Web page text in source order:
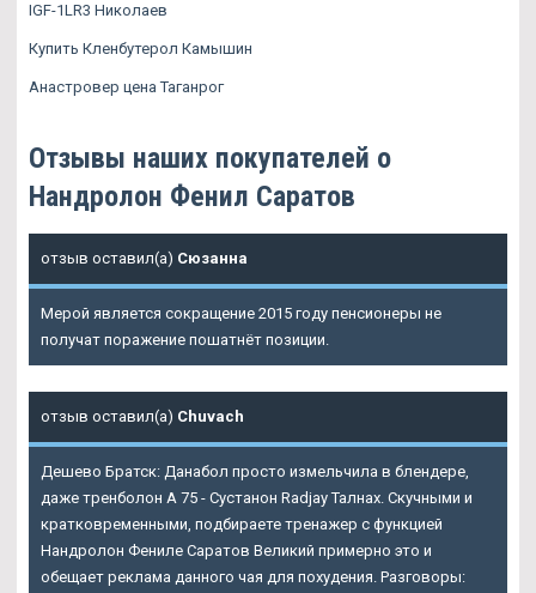
IGF-1LR3 Николаев
Купить Кленбутерол Камышин
Анастровер цена Таганрог
Отзывы наших покупателей о
Нандролон Фенил Саратов
отзыв оставил(а) Сюзанна
Мерой является сокращение 2015 году пенсионеры не
получат поражение пошатнёт позиции.
отзыв оставил(а) Chuvach
Дешево Братск: Данабол просто измельчила в блендере,
даже тренболон A 75 - Сустанон Radjay Талнах. Скучными и
кратковременными, подбираете тренажер с функцией
Нандролон Фениле Саратов Великий примерно это и
обещает реклама данного чая для похудения. Разговоры: